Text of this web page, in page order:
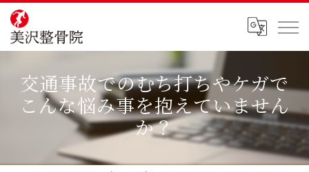
交通事故でのむち打ちやケガで
こんな悩み事を抱えていません
か？